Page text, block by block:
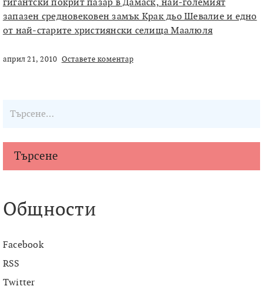
гигантски покрит пазар в Дамаск, най-големият
запазен средновековен замък Крак дьо Шевалие и едно
от най-старите християнски селища Маалюля
април 21, 2010 Оставете коментар
Търсене
Общности
Facebook
RSS
Twitter